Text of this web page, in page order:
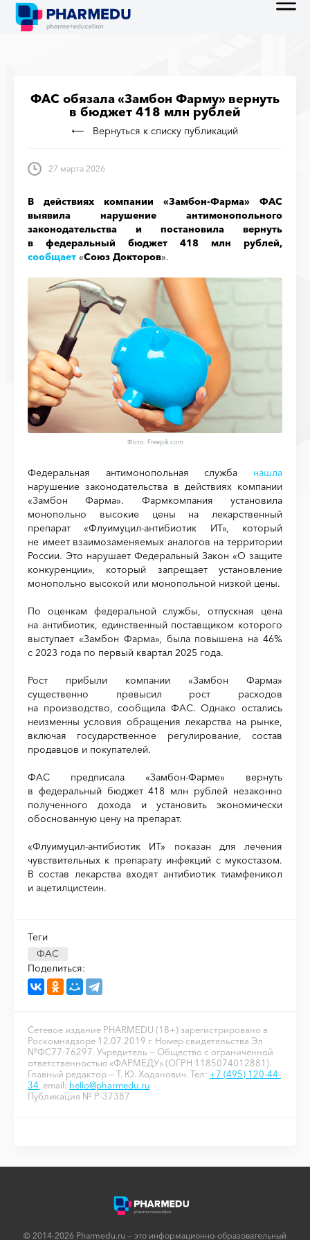
ФАС обязала «Замбон Фарму» вернуть
в бюджет 418 млн рублей
Вернуться к списку публикаций
27 марта 2026
В действиях компании «Замбон-Фарма» ФАС
выявила нарушение антимонопольного
законодательства и постановила вернуть
в федеральный бюджет 418 млн рублей,
сообщает «Союз Докторов».
Фото: Freepik.com
Федеральная антимонопольная служба нашла
нарушение законодательства в действиях компании
«Замбон Фарма». Фармкомпания установила
монопольно высокие цены на лекарственный
препарат «Флуимуцил-антибиотик ИТ», который
не имеет взаимозаменяемых аналогов на территории
России. Это нарушает Федеральный Закон «О защите
конкуренции», который запрещает установление
монопольно высокой или монопольной низкой цены.
По оценкам федеральной службы, отпускная цена
на антибиотик, единственный поставщиком которого
выступает «Замбон Фарма», была повышена на 46%
с 2023 года по первый квартал 2025 года.
Рост прибыли компании «Замбон Фарма»
существенно превысил рост расходов
на производство, сообщила ФАС. Однако остались
неизменны условия обращения лекарства на рынке,
включая государственное регулирование, состав
продавцов и покупателей.
ФАС предписала «Замбон-Фарме» вернуть
в федеральный бюджет 418 млн рублей незаконно
полученного дохода и установить экономически
обоснованную цену на препарат.
«Флуимуцил-антибиотик ИТ» показан для лечения
чувствительных к препарату инфекций с мукостазом.
В состав лекарства входят антибиотик тиамфеникол
и ацетилцистеин.
Теги
ФАС
Поделиться:
Сетевое издание PHARMEDU (18+) зарегистрировано в
Роскомнадзоре 12.07.2019 г. Номер свидетельства Эл
№ФС77-76297. Учредитель — Общество с ограниченной
ответственностью «ФАРМЕДУ» (ОГРН 1185074012881).
Главный редактор — Т. Ю. Ходанович. Тел: +7 (495) 120-44-
34 , email: hello@pharmedu.ru
Публикация № P-37387
© 2014-2026 Pharmedu.ru — это информационно-образовательный